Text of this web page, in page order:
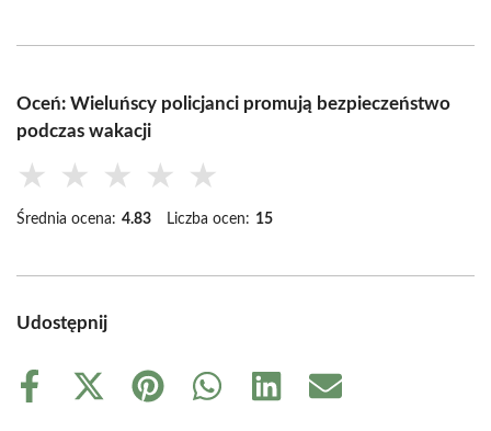
Oceń: Wieluńscy policjanci promują bezpieczeństwo
podczas wakacji
★ ★ ★ ★ ★
Średnia ocena: 4.83 Liczba ocen: 15
Udostępnij
Share
Share
Share
Share
Share
Share